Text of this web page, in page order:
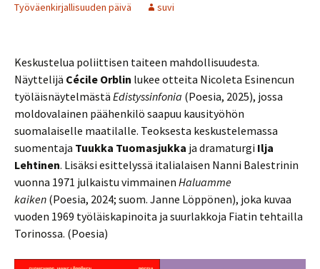
Työväenkirjallisuuden päivä
suvi
Keskustelua poliittisen taiteen mahdollisuudesta.
Näyttelijä Cécile Orblin lukee otteita Nicoleta Esinencun
työläisnäytelmästä Edistyssinfonia (Poesia, 2025), jossa
moldovalainen päähenkilö saapuu kausityöhön
suomalaiselle maatilalle. Teoksesta keskustelemassa
suomentaja Tuukka Tuomasjukka ja dramaturgi Ilja
Lehtinen. Lisäksi esittelyssä italialaisen Nanni Balestrinin
vuonna 1971 julkaistu vimmainen Haluamme
kaiken (Poesia, 2024; suom. Janne Löppönen), joka kuvaa
vuoden 1969 työläiskapinoita ja suurlakkoja Fiatin tehtailla
Torinossa. (Poesia)